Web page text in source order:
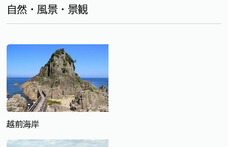
自然・風景・景観
越前海岸